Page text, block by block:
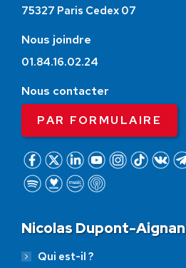
75327 Paris Cedex 07
Nous joindre
01.84.16.02.24
Nous contacter
PAR FORMULAIRE
Nicolas Dupont-Aignan
Qui est-il ?